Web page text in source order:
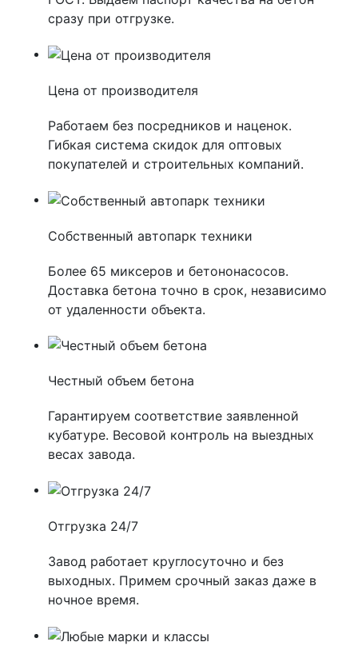
сразу при отгрузке.
Цена от производителя
Работаем без посредников и наценок.
Гибкая система скидок для оптовых
покупателей и строительных компаний.
Собственный автопарк техники
Более 65 миксеров и бетононасосов.
Доставка бетона точно в срок, независимо
от удаленности объекта.
Честный объем бетона
Гарантируем соответствие заявленной
кубатуре. Весовой контроль на выездных
весах завода.
Отгрузка 24/7
Завод работает круглосуточно и без
выходных. Примем срочный заказ даже в
ночное время.